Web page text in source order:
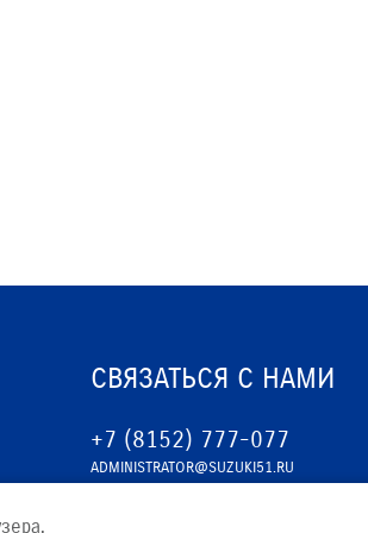
СВЯЗАТЬСЯ С НАМИ
+7 (8152) 777-077
ADMINISTRATOR@SUZUKI51.RU